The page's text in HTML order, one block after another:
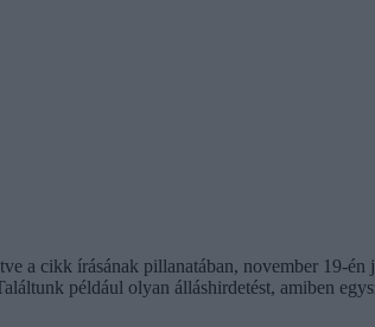
a cikk írásának pillanatában, november 19-
például olyan álláshirdetést, amiben